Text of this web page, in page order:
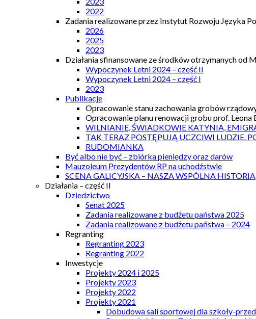
2022
Zadania realizowane przez Instytut Rozwoju Języka
2026
2025
2023
Działania sfinansowane ze środków otrzymanych od
Wypoczynek Letni 2024 – część II
Wypoczynek Letni 2024 – część I
2023
Publikacje
Opracowanie stanu zachowania grobów
Opracowanie planu renowacji grobu prof. Leona
WILNIANIE, ŚWIADKOWIE KATYNIA,
TAK TERAZ POSTĘPUJĄ UCZCIWI LUDZIE.
RUDOMIANKA
Być albo nie być – zbiórka pieniędzy oraz darów
Mauzoleum Prezydentów RP na uchodźstwie
SCENA GALICYJSKA – NASZA WSPÓLNA HISTORIA
Działania – część II
Dziedzictwo
Senat 2025
Zadania realizowane z budżetu państwa 2025
Zadania realizowane z budżetu państwa – 2024
Regranting
Regranting 2023
Regranting 2022
Inwestycje
Projekty 2024 i 2025
Projekty 2023
Projekty 2022
Projekty 2021
Dobudowa sali sportowej dla szkoły-